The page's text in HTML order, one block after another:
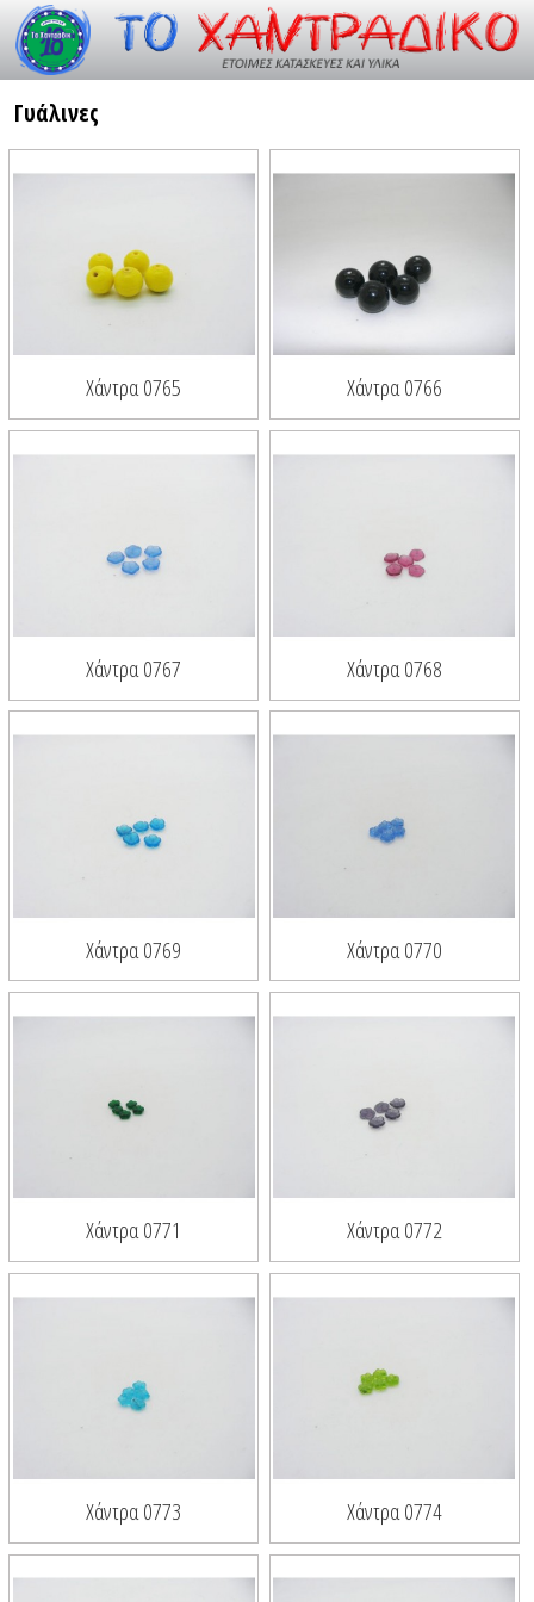
Resource id #26
Γυάλινες
Χάντρα 0765 Χάντρα 0766
Χάντρα 0767 Χάντρα 0768
Χάντρα 0769 Χάντρα 0770
Χάντρα 0771 Χάντρα 0772
Χάντρα 0773 Χάντρα 0774